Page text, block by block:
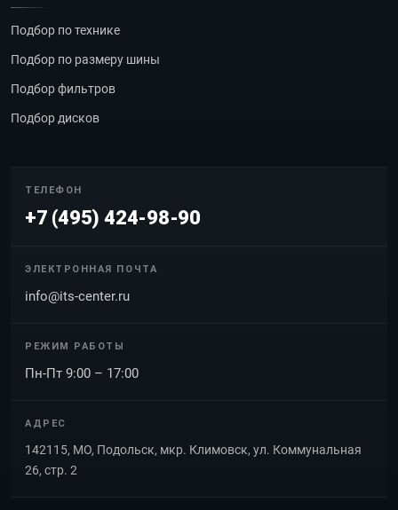
Подбор по технике
Подбор по размеру шины
Подбор фильтров
Подбор дисков
ТЕЛЕФОН
+7 (495) 424-98-90
ЭЛЕКТРОННАЯ ПОЧТА
info@its-center.ru
РЕЖИМ РАБОТЫ
Пн-Пт 9:00 – 17:00
АДРЕС
142115, МО, Подольск, мкр. Климовск, ул. Коммунальная
26, стр. 2